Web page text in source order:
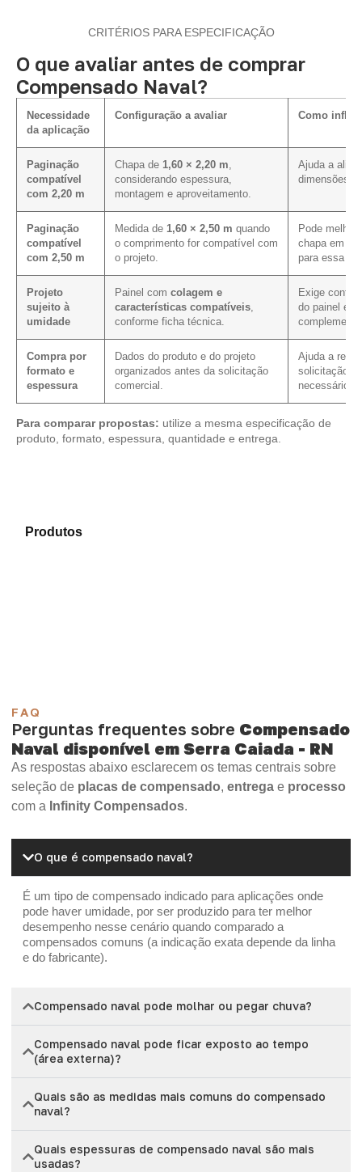
CRITÉRIOS PARA ESPECIFICAÇÃO
O que avaliar antes de comprar
Compensado Naval?
Necessidade
da aplicação
Configuração a avaliar Como
Paginação
compatível
com 2,20 m
Chapa de 1,60 × 2,20 m
considerando espessura,
montagem e aproveitamento.
Ajuda a
dimensões
Paginação
compatível
com 2,50 m
Medida de 1,60 × 2,50 m quando
o comprimento for compatível com
o projeto.
Pode
chapa em
para essa
Projeto
sujeito à
umidade
Painel com colagem e
características compatíveis
conforme ficha técnica.
Exige
do painel e
Compra por
formato e
espessura
Dados do produto e do projeto
organizados antes da solicitação
comercial.
Ajuda a
solicitação,
necessário.
Para comparar propostas: utilize a mesma especificação de
produto, formato, espessura, quantidade e entrega.
Produtose encontre o tipo de chapa mais indicado
FAQ
Perguntas frequentes sobre Compensado
Naval disponível em Serra Caiada - RN
As respostas abaixo esclarecem os temas centrais sobre
seleção de placas de compensado, entrega e processo
com a Infinity Compensados.
O que é compensado naval?
É um tipo de compensado indicado para aplicações onde
pode haver umidade, por ser produzido para ter melhor
desempenho nesse cenário quando comparado a
compensados comuns (a indicação exata depende da linha
e do fabricante).
Compensado naval pode molhar ou pegar chuva?
Compensado naval pode ficar exposto ao tempo
(área externa)?
Quais são as medidas mais comuns do compensado
naval?
Quais espessuras de compensado naval são mais
usadas?